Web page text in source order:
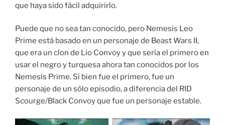
que haya sido fácil adquirirlo.
Puede que no sea tan conocido, pero Nemesis Leo
Prime está basado en un personaje de Beast Wars II,
que era un clon de Lio Convoy y que sería el primero en
usar el negro y turquesa ahora tan conocidos por los
Nemesis Prime. Si bien fue el primero, fue un
personaje de un sólo episodio, a diferencia del RID
Scourge/Black Convoy que fue un personaje estable.